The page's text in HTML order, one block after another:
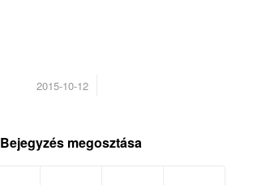
2015-10-12
/
Bejegyzés megosztása